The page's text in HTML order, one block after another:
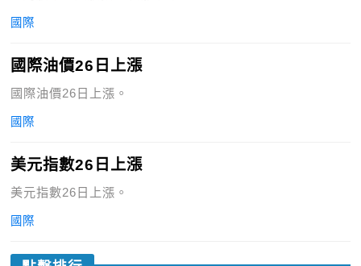
國際
國際油價26日上漲
國際油價26日上漲。
國際
美元指數26日上漲
美元指數26日上漲。
國際